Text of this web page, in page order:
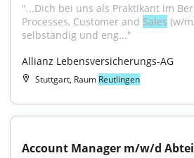
"...Dich bei uns als Praktikant im
Processes, Customer and Sales (w/
selbständig und eng..."
Allianz Lebensversicherungs-AG
Stuttgart, Raum Reutlingen
Account Manager m/w/d